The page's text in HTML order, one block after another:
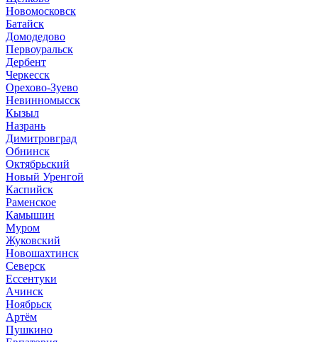
Новомосковск
Батайск
Домодедово
Первоуральск
Дербент
Черкесск
Орехово-Зуево
Невинномысск
Кызыл
Назрань
Димитровград
Обнинск
Октябрьский
Новый Уренгой
Каспийск
Раменское
Камышин
Муром
Жуковский
Новошахтинск
Северск
Ессентуки
Ачинск
Ноябрьск
Артём
Пушкино